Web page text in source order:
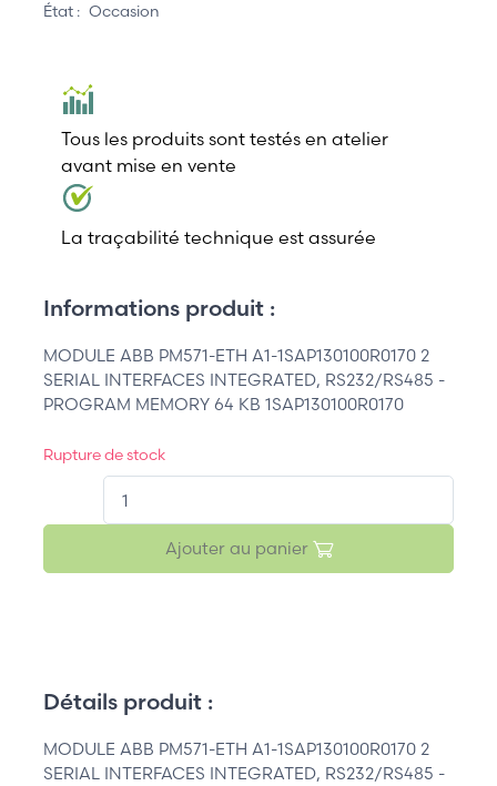
État : Occasion
Tous les produits sont testés en atelier
avant mise en vente
La traçabilité technique est assurée
Informations produit :
MODULE ABB PM571-ETH A1-1SAP130100R0170 2
SERIAL INTERFACES INTEGRATED, RS232/RS485 -
PROGRAM MEMORY 64 KB 1SAP130100R0170
Rupture de stock
Ajouter au panier
Détails produit :
MODULE ABB PM571-ETH A1-1SAP130100R0170 2
SERIAL INTERFACES INTEGRATED, RS232/RS485 -